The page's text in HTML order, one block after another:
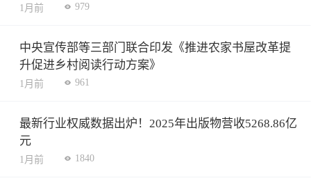
1月前 979
中央宣传部等三部门联合印发《推进农家书屋改革提
升促进乡村阅读行动方案》
1月前 961
最新行业权威数据出炉！2025年出版物营收5268.86亿
元
1月前 1840